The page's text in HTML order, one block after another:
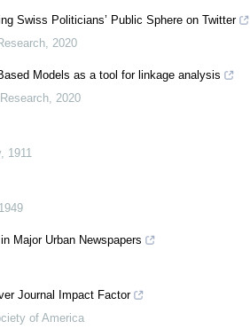
Swiss Politicians’ Public Sphere on Twitter
, 2020
Models as a tool for linkage analysis
, 2020
, 1911
1949
Major Urban Newspapers
Journal Impact Factor
of America